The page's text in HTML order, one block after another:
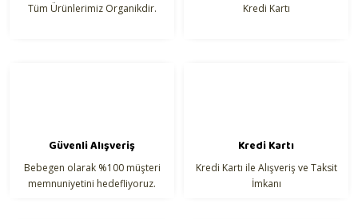
Tüm Ürünlerimiz Organikdir. Kredi Kartı
Güvenli Alışveriş
Bebegen olarak %100 müşteri
memnuniyetini hedefliyoruz.
Kredi Kartı
Kredi Kartı ile Alışveriş ve Taksit
İmkanı